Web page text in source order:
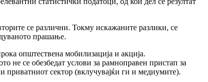
се различни. Токму искажаните разлики, се
прашање.
општествена мобилизација и акција.
не се обезбедат услови за рамноправен пристап за
приватниот сектор (вклучувајќи ги и медиумите).